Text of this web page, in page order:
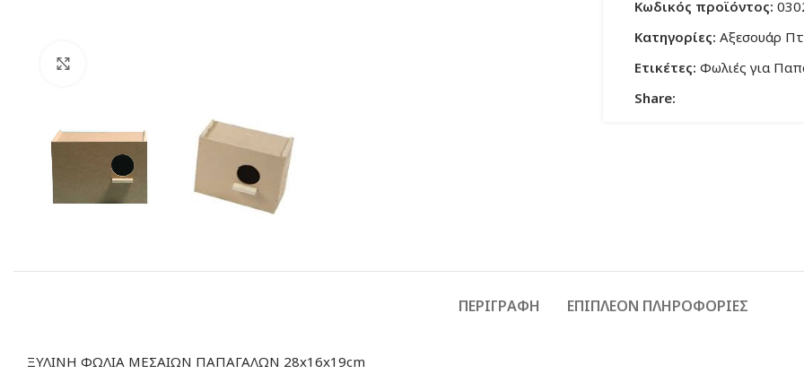
Κωδικός προϊόντος:
Κατηγορίες: Αξεσουάρ
Ετικέτες: Φωλιές για
Share:
ΠΕΡΙΓΡΑΦΉ ΕΠΙΠΛΈΟΝ ΠΛΗΡΟΦΟΡΊΕΣ
ΞΥΛΙΝΗ ΦΩΛΙΑ ΜΕΣΑΙΩΝ ΠΑΠΑΓΑΛΩΝ 28x16x19cm